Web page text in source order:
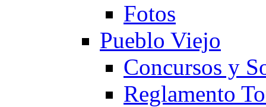
Fotos
Pueblo Viejo
Concursos y
Reglamento